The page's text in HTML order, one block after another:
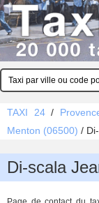
TAXI 24/
Menton (06500) /
Di-scala